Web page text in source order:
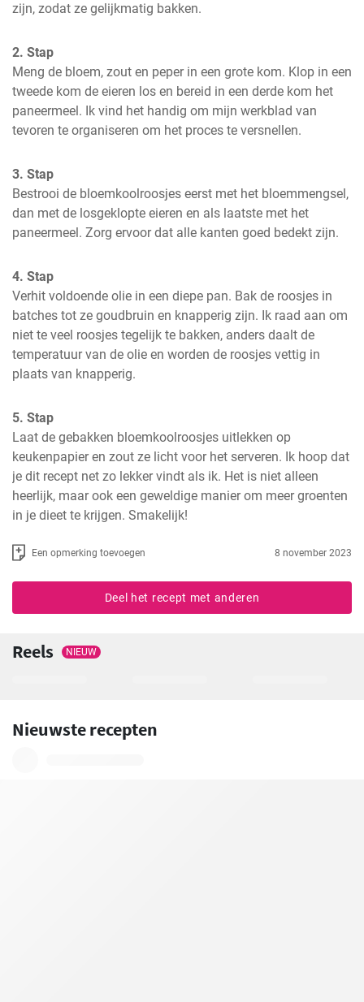
zijn, zodat ze gelijkmatig bakken.
2. Stap
Meng de bloem, zout en peper in een grote kom. Klop in een
tweede kom de eieren los en bereid in een derde kom het
paneermeel. Ik vind het handig om mijn werkblad van
tevoren te organiseren om het proces te versnellen.
3. Stap
Bestrooi de bloemkoolroosjes eerst met het bloemmengsel,
dan met de losgeklopte eieren en als laatste met het
paneermeel. Zorg ervoor dat alle kanten goed bedekt zijn.
4. Stap
Verhit voldoende olie in een diepe pan. Bak de roosjes in
batches tot ze goudbruin en knapperig zijn. Ik raad aan om
niet te veel roosjes tegelijk te bakken, anders daalt de
temperatuur van de olie en worden de roosjes vettig in
plaats van knapperig.
5. Stap
Laat de gebakken bloemkoolroosjes uitlekken op
keukenpapier en zout ze licht voor het serveren. Ik hoop dat
je dit recept net zo lekker vindt als ik. Het is niet alleen
heerlijk, maar ook een geweldige manier om meer groenten
in je dieet te krijgen. Smakelijk!
Een opmerking toevoegen 8 november 2023
Deel het recept met anderen
Reels NIEUW
Nieuwste recepten